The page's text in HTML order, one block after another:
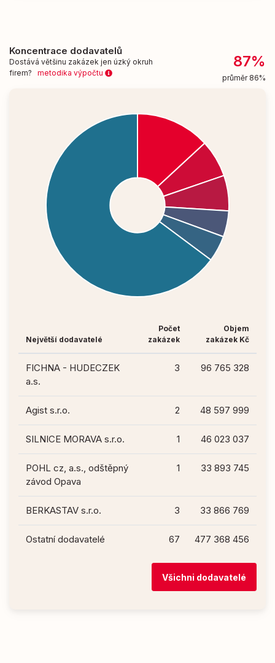
Koncentrace dodavatelů
Dostává většinu zakázek jen úzký okruh
firem? metodika výpočtu
87%
průměr 86%
Největší dodavatelé
Počet
zakázek
Objem
zakázek Kč
FICHNA - HUDECZEK
a.s.
3 96 765 328
Agist s.r.o. 2 48 597 999
SILNICE MORAVA s.r.o. 1 46 023 037
POHL cz, a.s., odštěpný
závod Opava
1 33 893 745
BERKASTAV s.r.o. 3 33 866 769
Ostatní dodavatelé 67 477 368 456
Všichni dodavatelé